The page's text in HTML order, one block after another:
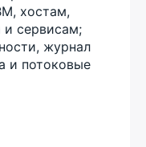
хостам,
сервисам;
журнал
и потоковые